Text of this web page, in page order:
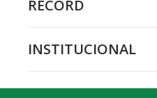
RECORD
INSTITUCIONAL